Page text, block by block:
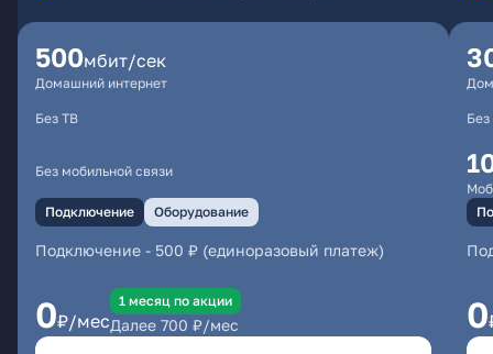
500мбит/сек
Домашний интернет
Без ТВ
Без мобильной связи
Подключение Оборудование
Подключение - 500 ₽ (единоразовый платеж)
0₽/мес
1 месяц по акции
Далее 700 ₽/мес 0